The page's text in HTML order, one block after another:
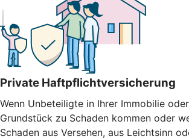
Private Haftpflichtversicherung
Wenn Unbeteiligte in Ihrer Immobilie
Grundstück zu Schaden kommen oder
Schaden aus Versehen, aus Leichtsinn